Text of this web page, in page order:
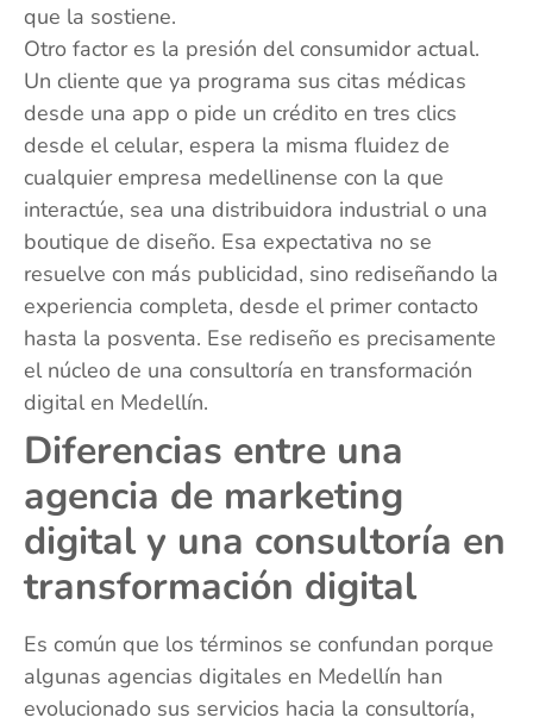
que la sostiene.
Otro factor es la presión del consumidor actual.
Un cliente que ya programa sus citas médicas
desde una app o pide un crédito en tres clics
desde el celular, espera la misma fluidez de
cualquier empresa medellinense con la que
interactúe, sea una distribuidora industrial o una
boutique de diseño. Esa expectativa no se
resuelve con más publicidad, sino rediseñando la
experiencia completa, desde el primer contacto
hasta la posventa. Ese rediseño es precisamente
el núcleo de una consultoría en transformación
digital en Medellín.
Diferencias entre una
agencia de marketing
digital y una consultoría en
transformación digital
Es común que los términos se confundan porque
algunas agencias digitales en Medellín han
evolucionado sus servicios hacia la consultoría,